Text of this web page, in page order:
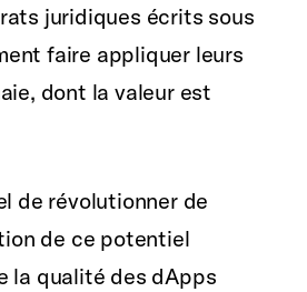
juridiques écrits sous
faire appliquer leurs
dont la valeur est
de révolutionner de
de ce potentiel
la qualité des dApps